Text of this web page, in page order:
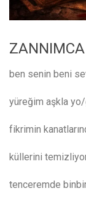
ZANNIMCA
ben senin beni
yüreğim aşkla
fikrimin
küllerini
tenceremde